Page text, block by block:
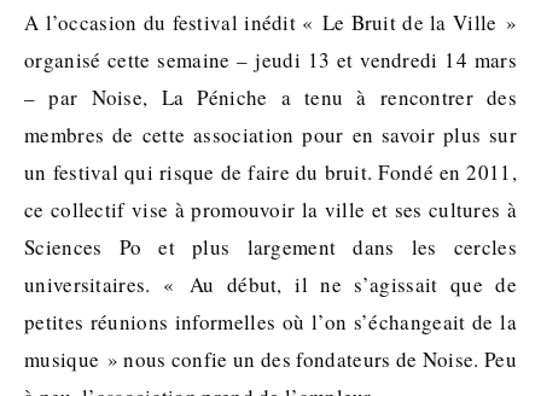
A l’occasion du festival inédit « Le Bruit de la Ville »
organisé cette semaine – jeudi 13 et vendredi 14 mars
– par Noise, La Péniche a tenu à rencontrer des
membres de cette association pour en savoir plus sur
un festival qui risque de faire du bruit. Fondé en 2011,
ce collectif vise à promouvoir la ville et ses cultures à
Sciences Po et plus largement dans les cercles
universitaires. « Au début, il ne s’agissait que de
petites réunions informelles où l’on s’échangeait de la
musique » nous confie un des fondateurs de Noise. Peu